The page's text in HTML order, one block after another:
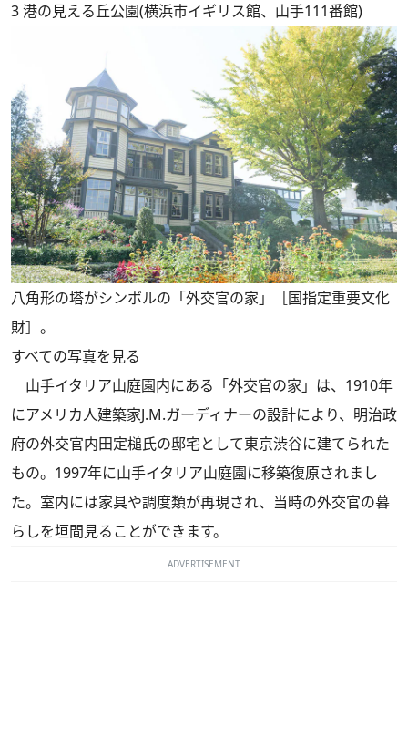
3 港の見える丘公園(横浜市イギリス館、山手111番館)
八角形の塔がシンボルの「外交官の家」［国指定重要文化
財］。
すべての写真を見る
山手イタリア山庭園内にある「外交官の家」は、1910年
にアメリカ人建築家J.M.ガーディナーの設計により、明治政
府の外交官内田定槌氏の邸宅として東京渋谷に建てられた
もの。1997年に山手イタリア山庭園に移築復原されまし
た。室内には家具や調度類が再現され、当時の外交官の暮
らしを垣間見ることができます。
ADVERTISEMENT